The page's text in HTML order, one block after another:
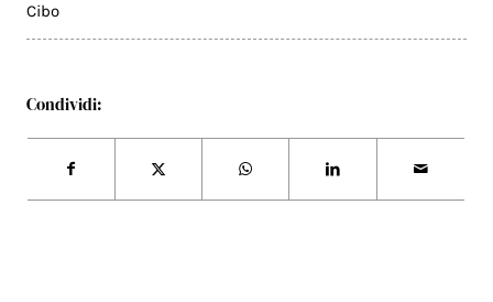
Cibo
Condividi: